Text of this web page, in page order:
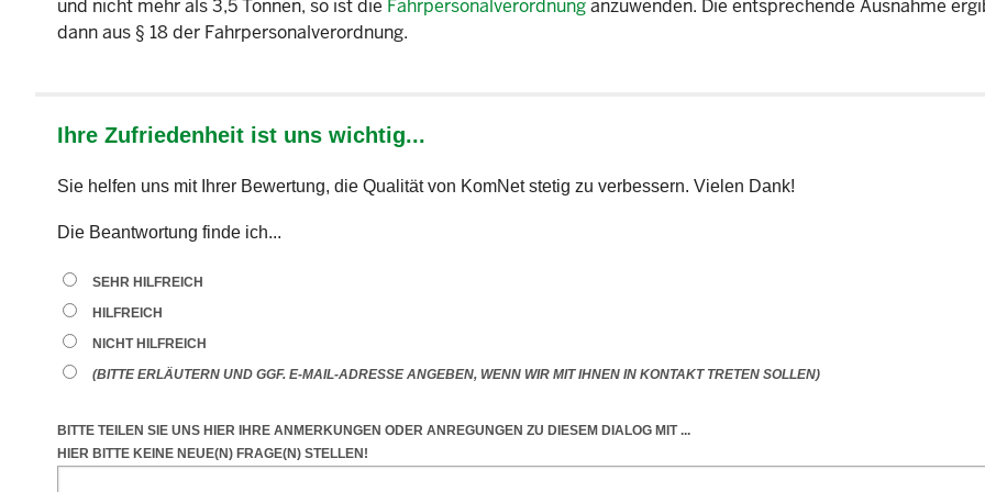
und nicht mehr als 3,5 Tonnen, so ist die Fahrpersonalverordnunganzuwenden. Die entsprechende Ausnahme
dann aus § 18 der Fahrpersonalverordnung.